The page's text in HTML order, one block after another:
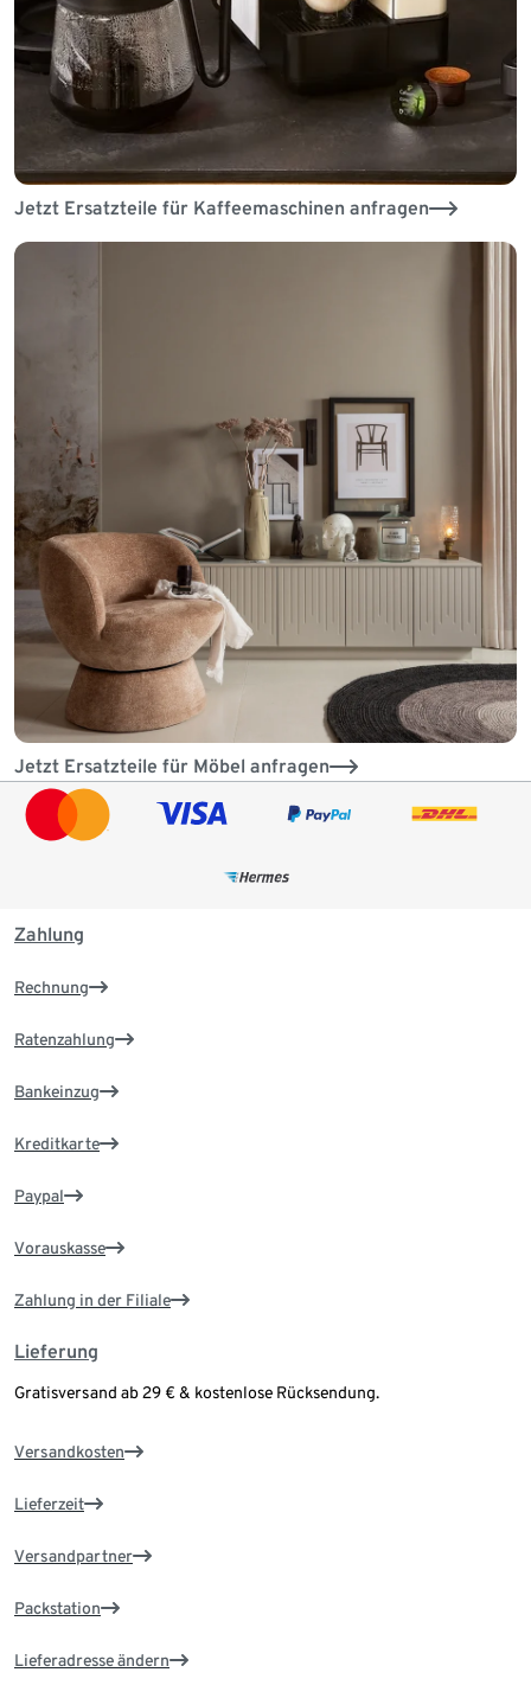
Jetzt Ersatzteile für Kaffeemaschinen anfragen
Jetzt Ersatzteile für Möbel anfragen
Zahlung
Rechnung
Ratenzahlung
Bankeinzug
Kreditkarte
Paypal
Vorauskasse
Zahlung in der Filiale
Lieferung
Gratisversand ab 29 € & kostenlose Rücksendung.
Versandkosten
Lieferzeit
Versandpartner
Packstation
Lieferadresse ändern